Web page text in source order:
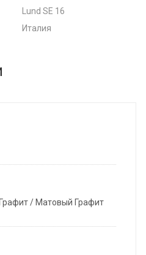
Lund SE 16
Италия
/ Матовый Графит